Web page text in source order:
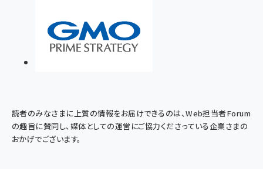
読者のみなさまに上質の情報をお届けできるのは、Web担当者Forum
の趣旨に賛同し、媒体としての運営にご協力くださっている企業さまの
おかげでございます。